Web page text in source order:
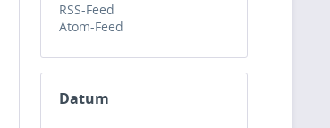
RSS-Feed
Atom-Feed
Datum